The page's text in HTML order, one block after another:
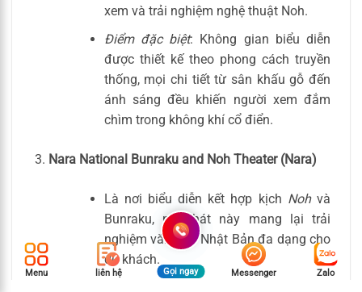
xem và trải nghiệm nghệ thuật Noh.
Điểm đặc biệt: Không gian biểu diễn
được thiết kế theo phong cách truyền
thống, mọi chi tiết từ sân khấu gỗ đến
ánh sáng đều khiến người xem đắm
chìm trong không khí cổ điển.
Nara National Bunraku and Noh Theater (Nara)
Là nơi biểu diễn kết hợp kịch Nohvà
Bunraku, nhà hát này mang lại trải
nghiệm văn hóa Nhật Bản đa dạng cho
du khách.
Menu liên hệ Gọi ngay Messenger Zalo